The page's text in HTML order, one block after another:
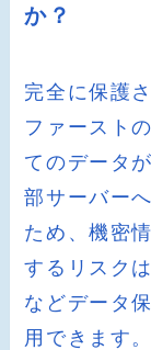
か？
完全に保護
ファースト
てのデータ
部サーバー
ため、機密
するリスク
などデータ
用できます。